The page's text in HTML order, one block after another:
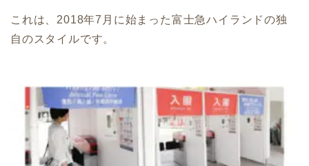
これは、2018年7月に始まった富士急ハイランドの独
自のスタイルです。